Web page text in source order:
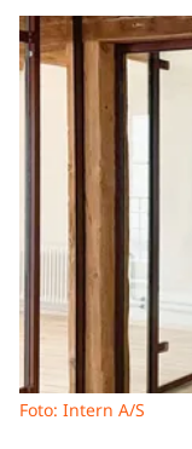
Foto: Intern A/S